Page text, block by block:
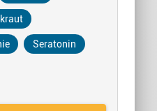
Seratonin